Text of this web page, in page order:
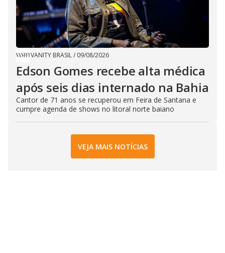
VANITY BRASIL/ 09/08/2026
Edson Gomes recebe alta médica
após seis dias internado na Bahia
Cantor de 71 anos se recuperou em Feira de Santana e
cumpre agenda de shows no litoral norte baiano
VEJA MAIS NOTÍCIAS